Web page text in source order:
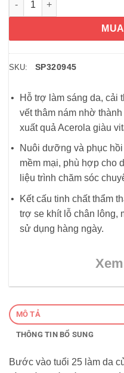
SKU: SP320945
Hỗ trợ làm sáng da, cải
vết thâm nám nhờ
xuất quả Acerola giàu
Nuôi dưỡng và phục
mềm mại, phù hợp cho
liệu trình chăm sóc
Kết cấu tinh chất thẩm
trợ se khít lỗ chân lông,
sử dụng hàng ngày.
MÔ TẢ
THÔNG TIN BỔ SUNG
Bước vào tuổi 25 làm da